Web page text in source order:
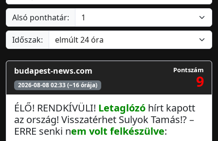
Alsó ponthatár:
Időszak:
budapest-news.com
2026-08-08 02:33 (~16 órája)
Pontszám
9
ÉLŐ! RENDKÍVÜLI! Letaglózó hírt kapott
az ország! Visszatérhet Sulyok Tamás!? –
ERRE senki nem volt felkészülve: